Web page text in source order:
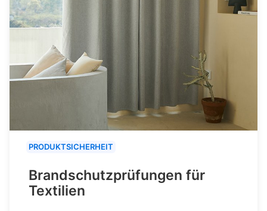
PRODUKTSICHERHEIT
Brandschutzprüfungen für
Textilien